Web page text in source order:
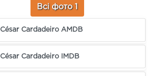
Всі фото 1
César Cardadeiro AMDB
César Cardadeiro IMDB